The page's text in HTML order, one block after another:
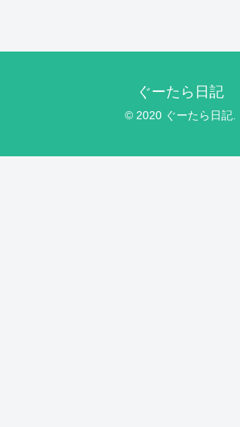
ぐーたら日記
© 2020 ぐーたら日記.